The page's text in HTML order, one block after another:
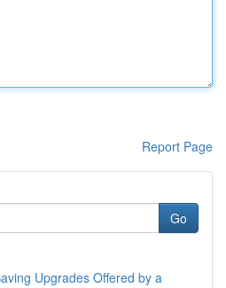
Report Page
Go
Upgrades Offered by a